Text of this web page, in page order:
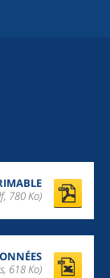
780 Ko)
618 Ko)